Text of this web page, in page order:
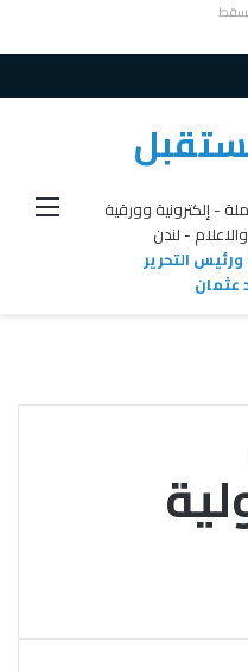
- إلكترونية وورقية
- لندن
التحرير